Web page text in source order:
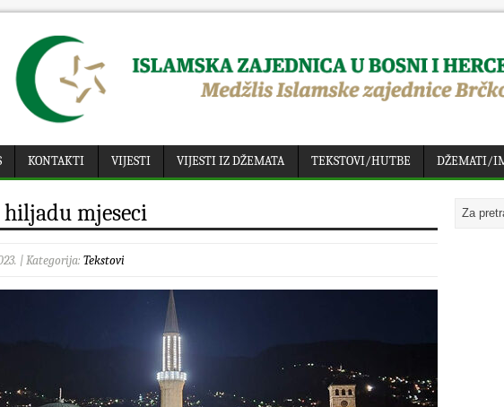
KONTAKTI VIJESTI VIJESTI IZ DŽEMATA TEKSTOVI/HUTBE DŽEMATI/
mjeseci
| Kategorija: Tekstovi